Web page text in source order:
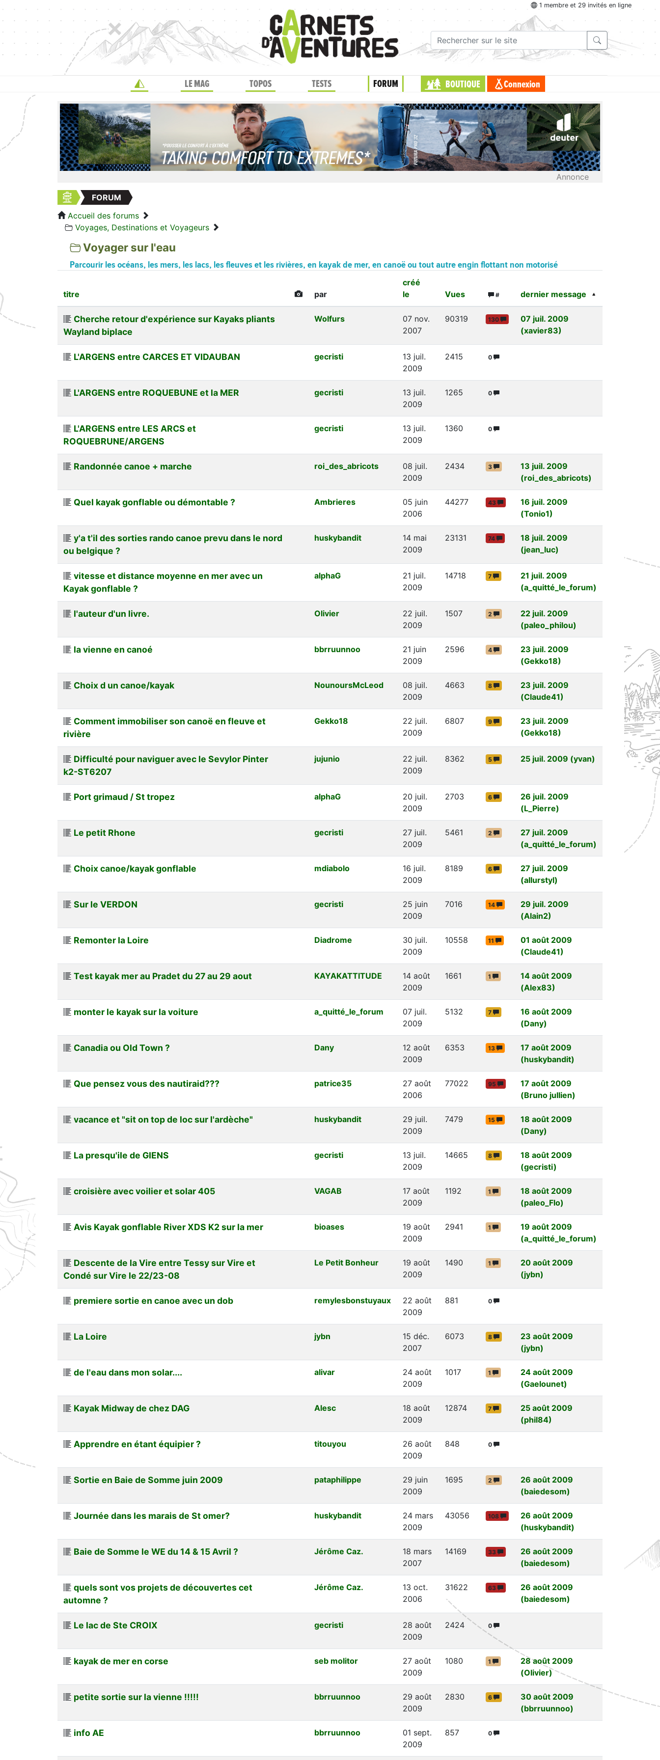
1 membre et 29 invités en ligne
LE MAG TOPOS TESTS FORUM BOUTIQUE Connexion
Annonce
FORUM
Accueil des forums
Voyages, Destinations et Voyageurs
Voyager sur l'eau
Parcourir les océans, les mers, les lacs, les fleuves et les rivières, en kayak de mer, en canoë ou tout autre engin flottant non motorisé
titre par
créé
le
Vues # dernier message
Cherche retour d'expérience sur Kayaks pliants
Wayland biplace
Wolfurs
07 nov.
2007
90319 130
07 juil. 2009
(xavier83)
L'ARGENS entre CARCES ET VIDAUBAN gecristi
13 juil.
2009
2415 0
L'ARGENS entre ROQUEBUNE et la MER gecristi
13 juil.
2009
1265 0
L'ARGENS entre LES ARCS et
ROQUEBRUNE/ARGENS
gecristi
13 juil.
2009
1360 0
Randonnée canoe + marche roi_des_abricots
08 juil.
2009
2434 3
13 juil. 2009
(roi_des_abricots)
Quel kayak gonflable ou démontable ? Ambrieres
05 juin
2006
44277 43
16 juil. 2009
(Tonio1)
y'a t'il des sorties rando canoe prevu dans le nord
ou belgique ?
huskybandit
14 mai
2009
23131 74
18 juil. 2009
(jean_luc)
vitesse et distance moyenne en mer avec un
Kayak gonflable ?
alphaG
21 juil.
2009
14718 7
21 juil. 2009
(a_quitté_le_forum)
l'auteur d'un livre. Olivier
22 juil.
2009
1507 2
22 juil. 2009
(paleo_philou)
la vienne en canoé bbrruunnoo
21 juin
2009
2596 4
23 juil. 2009
(Gekko18)
Choix d un canoe/kayak NounoursMcLeod
08 juil.
2009
4663 8
23 juil. 2009
(Claude41)
Comment immobiliser son canoë en fleuve et
rivière
Gekko18
22 juil.
2009
6807 9
23 juil. 2009
(Gekko18)
Difficulté pour naviguer avec le Sevylor Pinter
k2-ST6207
jujunio
22 juil.
2009
8362 5 25 juil. 2009 (yvan)
Port grimaud / St tropez alphaG
20 juil.
2009
2703 6
26 juil. 2009
(L_Pierre)
Le petit Rhone gecristi
27 juil.
2009
5461 2
27 juil. 2009
(a_quitté_le_forum)
Choix canoe/kayak gonflable mdiabolo
16 juil.
2009
8189 6
27 juil. 2009
(allurstyl)
Sur le VERDON gecristi
25 juin
2009
7016 14
29 juil. 2009
(Alain2)
Remonter la Loire Diadrome
30 juil.
2009
10558 11
01 août 2009
(Claude41)
Test kayak mer au Pradet du 27 au 29 aout KAYAKATTITUDE
14 août
2009
1661 1
14 août 2009
(Alex83)
monter le kayak sur la voiture a_quitté_le_forum
07 juil.
2009
5132 7
16 août 2009
(Dany)
Canadia ou Old Town ? Dany
12 août
2009
6353 13
17 août 2009
(huskybandit)
Que pensez vous des nautiraid??? patrice35
27 août
2006
77022 95
17 août 2009
(Bruno jullien)
vacance et "sit on top de loc sur l'ardèche" huskybandit
29 juil.
2009
7479 15
18 août 2009
(Dany)
La presqu'ile de GIENS gecristi
13 juil.
2009
14665 8
18 août 2009
(gecristi)
croisière avec voilier et solar 405 VAGAB
17 août
2009
1192 1
18 août 2009
(paleo_Flo)
Avis Kayak gonflable River XDS K2 sur la mer bioases
19 août
2009
2941 1
19 août 2009
(a_quitté_le_forum)
Descente de la Vire entre Tessy sur Vire et
Condé sur Vire le 22/23-08
Le Petit Bonheur
19 août
2009
1490 1
20 août 2009
(jybn)
premiere sortie en canoe avec un dob remylesbonstuyaux
22 août
2009
881 0
La Loire jybn
15 déc.
2007
6073 8
23 août 2009
(jybn)
de l'eau dans mon solar.... alivar
24 août
2009
1017 1
24 août 2009
(Gaelounet)
Kayak Midway de chez DAG Alesc
18 août
2009
12874 7
25 août 2009
(phil84)
Apprendre en étant équipier ? titouyou
26 août
2009
848 0
Sortie en Baie de Somme juin 2009 pataphilippe
29 juin
2009
1695 2
26 août 2009
(baiedesom)
Journée dans les marais de St omer? huskybandit
24 mars
2009
43056 108
26 août 2009
(huskybandit)
Baie de Somme le WE du 14 & 15 Avril ? Jérôme Caz.
18 mars
2007
14169 33
26 août 2009
(baiedesom)
quels sont vos projets de découvertes cet
automne ?
Jérôme Caz.
13 oct.
2006
31622 63
26 août 2009
(baiedesom)
Le lac de Ste CROIX gecristi
28 août
2009
2424 0
kayak de mer en corse seb molitor
27 août
2009
1080 1
28 août 2009
(Olivier)
petite sortie sur la vienne !!!!! bbrruunnoo
29 août
2009
2830 6
30 août 2009
(bbrruunnoo)
info AE bbrruunnoo
01 sept.
2009
857 0